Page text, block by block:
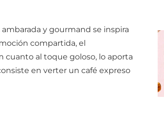
ambarada y gourmand se inspira
compartida, el
cuanto al toque goloso, lo aporta
en verter un café expreso